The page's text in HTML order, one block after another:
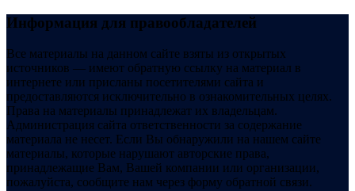
Информация для правообладателей
Все материалы на данном сайте взяты из открытых
источников — имеют обратную ссылку на материал в
интернете или присланы посетителями сайта и
предоставляются исключительно в ознакомительных целях.
Права на материалы принадлежат их владельцам.
Администрация сайта ответственности за содержание
материала не несет. Если Вы обнаружили на нашем сайте
материалы, которые нарушают авторские права,
принадлежащие Вам, Вашей компании или организации,
пожалуйста, сообщите нам через форму обратной связи.